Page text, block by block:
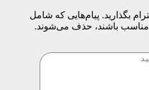
بگذارید. پیام‌هایی که شامل
باشند، حذف می‌شوند.